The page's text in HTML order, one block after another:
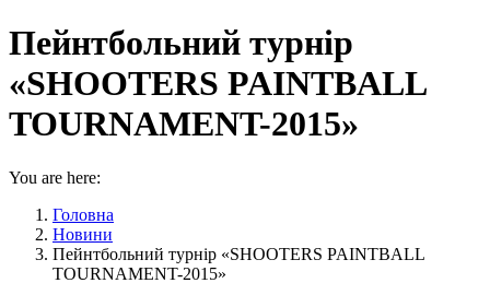
Пейнтбольний турнір
«SHOOTERS PAINTBALL
TOURNAMENT-2015»
You are here:
Головна
Новини
Пейнтбольний турнір «SHOOTERS PAINTBALL
TOURNAMENT-2015»